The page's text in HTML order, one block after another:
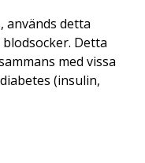
används detta
Detta
med vissa
(insulin,